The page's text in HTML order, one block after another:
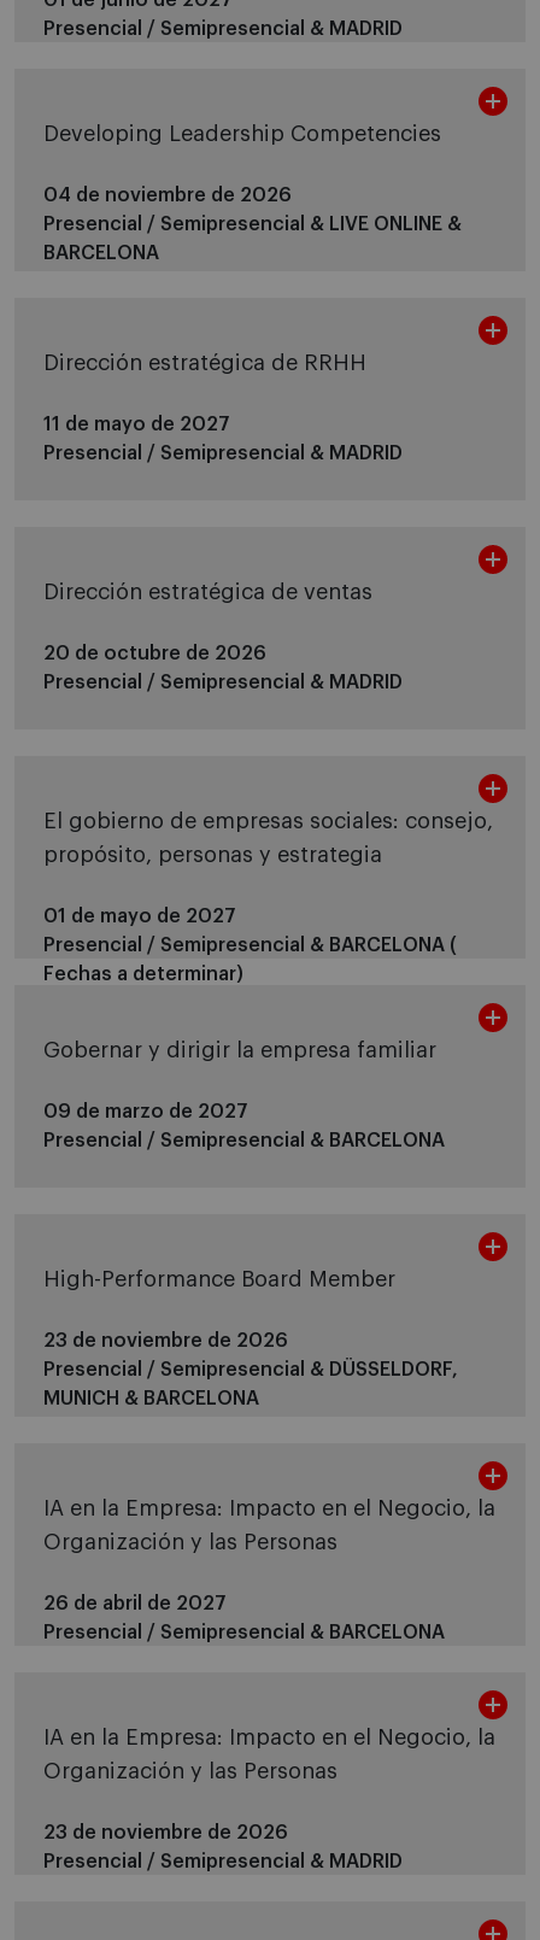
Presencial / Semipresencial & MADRID
Developing Leadership Competencies
04 de noviembre de 2026
Presencial / Semipresencial & LIVE ONLINE &
BARCELONA
Dirección estratégica de RRHH
11 de mayo de 2027
Presencial / Semipresencial & MADRID
Dirección estratégica de ventas
20 de octubre de 2026
Presencial / Semipresencial & MADRID
El gobierno de empresas sociales: consejo,
propósito, personas y estrategia
01 de mayo de 2027
Presencial / Semipresencial & BARCELONA (
Fechas a determinar)
Gobernar y dirigir la empresa familiar
09 de marzo de 2027
Presencial / Semipresencial & BARCELONA
High-Performance Board Member
23 de noviembre de 2026
Presencial / Semipresencial & DÜSSELDORF,
MUNICH & BARCELONA
IA en la Empresa: Impacto en el Negocio, la
Organización y las Personas
26 de abril de 2027
Presencial / Semipresencial & BARCELONA
IA en la Empresa: Impacto en el Negocio, la
Organización y las Personas
23 de noviembre de 2026
Presencial / Semipresencial & MADRID